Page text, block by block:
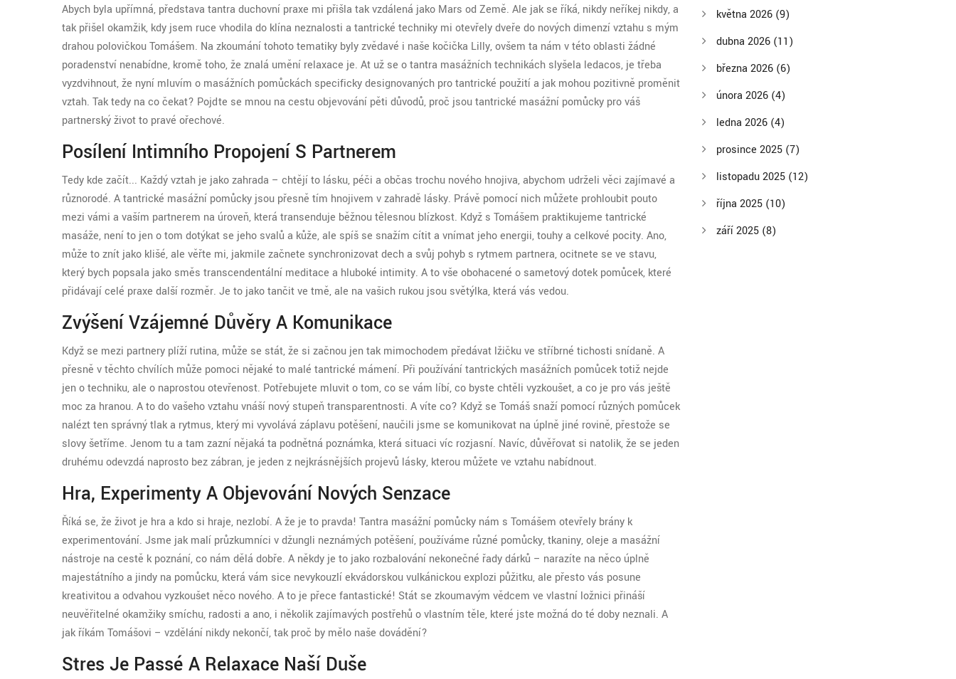
Abych byla upřímná, představa tantra duchovní praxe mi přišla tak vzdálená jako Mars od Země. Ale jak se říká, nikdy neříkej nikdy, a
tak přišel okamžik, kdy jsem ruce vhodila do klína neznalosti a tantrické techniky mi otevřely dveře do nových dimenzí vztahu s mým
drahou polovičkou Tomášem. Na zkoumání tohoto tematiky byly zvědavé i naše kočička Lilly, ovšem ta nám v této oblasti žádné
poradenství nenabídne, kromě toho, že znalá umění relaxace je. Ať už se o tantra masážních technikách slyšela ledacos, je třeba
vyzdvihnout, že nyní mluvím o masážních pomůckách specificky designovaných pro tantrické použití a jak mohou pozitivně proměnit
vztah. Tak tedy na co čekat? Pojďte se mnou na cestu objevování pěti důvodů, proč jsou tantrické masážní pomůcky pro váš
partnerský život to pravé ořechové.
Posílení Intimního Propojení S Partnerem
Tedy kde začít... Každý vztah je jako zahrada – chtějí to lásku, péči a občas trochu nového hnojiva, abychom udrželi věci zajímavé a
různorodé. A tantrické masážní pomůcky jsou přesně tím hnojivem v zahradě lásky. Právě pomocí nich můžete prohloubit pouto
mezi vámi a vaším partnerem na úroveň, která transenduje běžnou tělesnou blízkost. Když s Tomášem praktikujeme tantrické
masáže, není to jen o tom dotýkat se jeho svalů a kůže, ale spíš se snažím cítit a vnímat jeho energii, touhy a celkové pocity. Ano,
může to znít jako klišé, ale věřte mi, jakmile začnete synchronizovat dech a svůj pohyb s rytmem partnera, ocitnete se ve stavu,
který bych popsala jako směs transcendentální meditace a hluboké intimity. A to vše obohacené o sametový dotek pomůcek, které
přidávají celé praxe další rozměr. Je to jako tančit ve tmě, ale na vašich rukou jsou světýlka, která vás vedou.
Zvýšení Vzájemné Důvěry A Komunikace
Když se mezi partnery plíží rutina, může se stát, že si začnou jen tak mimochodem předávat lžičku ve stříbrné tichosti snídaně. A
přesně v těchto chvílích může pomoci nějaké to malé tantrické mámení. Při používání tantrických masážních pomůcek totiž nejde
jen o techniku, ale o naprostou otevřenost. Potřebujete mluvit o tom, co se vám líbí, co byste chtěli vyzkoušet, a co je pro vás ještě
moc za hranou. A to do vašeho vztahu vnáší nový stupeň transparentnosti. A víte co? Když se Tomáš snaží pomocí různých pomůcek
nalézt ten správný tlak a rytmus, který mi vyvolává záplavu potěšení, naučili jsme se komunikovat na úplně jiné rovině, přestože se
slovy šetříme. Jenom tu a tam zazní nějaká ta podnětná poznámka, která situaci víc rozjasní. Navíc, důvěřovat si natolik, že se jeden
druhému odevzdá naprosto bez zábran, je jeden z nejkrásnějších projevů lásky, kterou můžete ve vztahu nabídnout.
Hra, Experimenty A Objevování Nových Senzace
Říká se, že život je hra a kdo si hraje, nezlobí. A že je to pravda! Tantra masážní pomůcky nám s Tomášem otevřely brány k
experimentování. Jsme jak malí průzkumníci v džungli neznámých potěšení, používáme různé pomůcky, tkaniny, oleje a masážní
nástroje na cestě k poznání, co nám dělá dobře. A někdy je to jako rozbalování nekonečné řady dárků – narazíte na něco úplně
majestátního a jindy na pomůcku, která vám sice nevykouzlí ekvádorskou vulkánickou explozi půžitku, ale přesto vás posune
kreativitou a odvahou vyzkoušet něco nového. A to je přece fantastické! Stát se zkoumavým vědcem ve vlastní ložnici přináší
neuvěřitelné okamžiky smíchu, radosti a ano, i několik zajímavých postřehů o vlastním těle, které jste možná do té doby neznali. A
jak říkám Tomášovi – vzdělání nikdy nekončí, tak proč by mělo naše dovádění?
Stres Je Passé A Relaxace Naší Duše
května 2026 (9)
dubna 2026 (11)
března 2026 (6)
února 2026 (4)
ledna 2026 (4)
prosince 2025 (7)
listopadu 2025 (12)
října 2025 (10)
září 2025 (8)